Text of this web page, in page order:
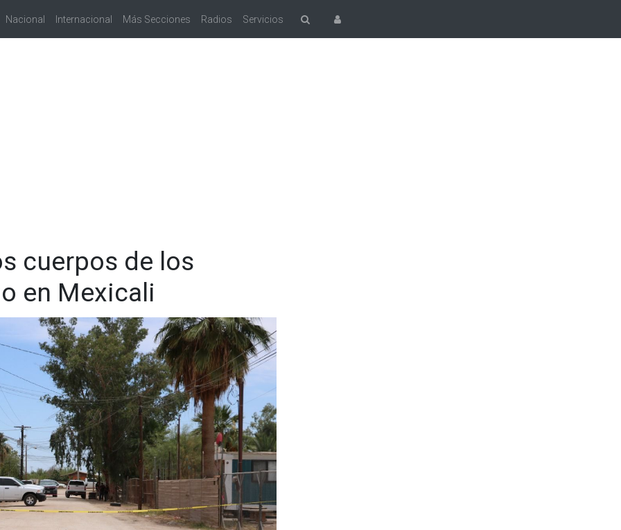
Nacional Internacional Más Secciones Radios Servicios
cuerpos de los
en Mexicali